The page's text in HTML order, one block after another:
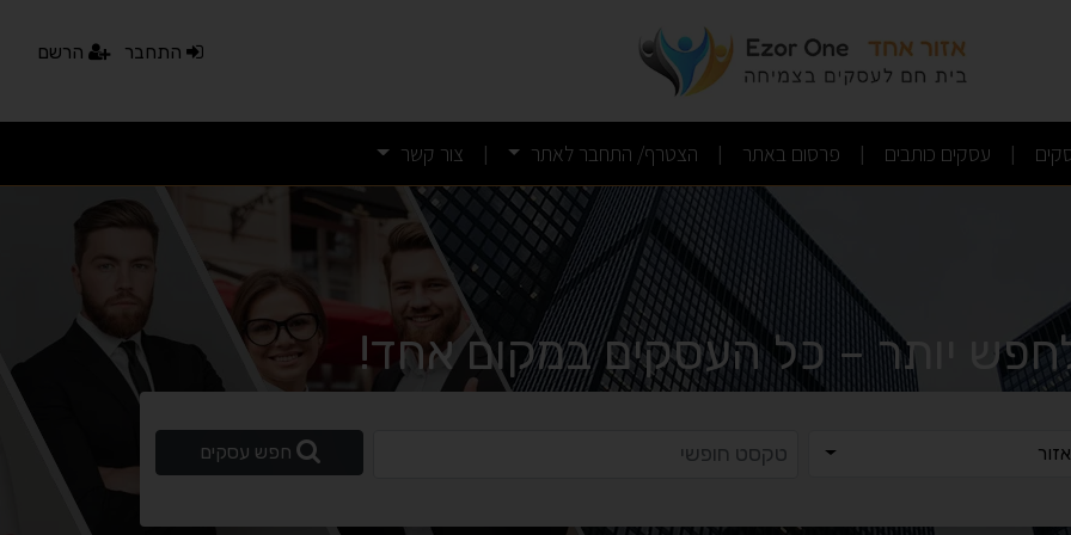
התחבר הרשם
| עסקים כותבים | פרסום באתר | הצטרף/ התחבר לאתר | צור קשר
יותר – כל העסקים במקום אחד!
חפש עסקים